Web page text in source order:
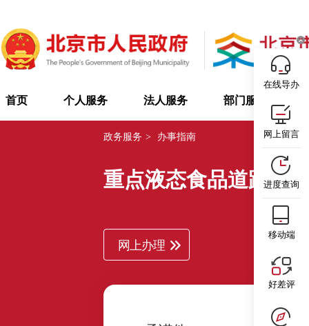
首页 个人服务 法人服务 部门服务
政务服务 > 办事指南
重点液态食品道路散
网上办理
在线导办
网上留言
进度查询
移动端
好差评